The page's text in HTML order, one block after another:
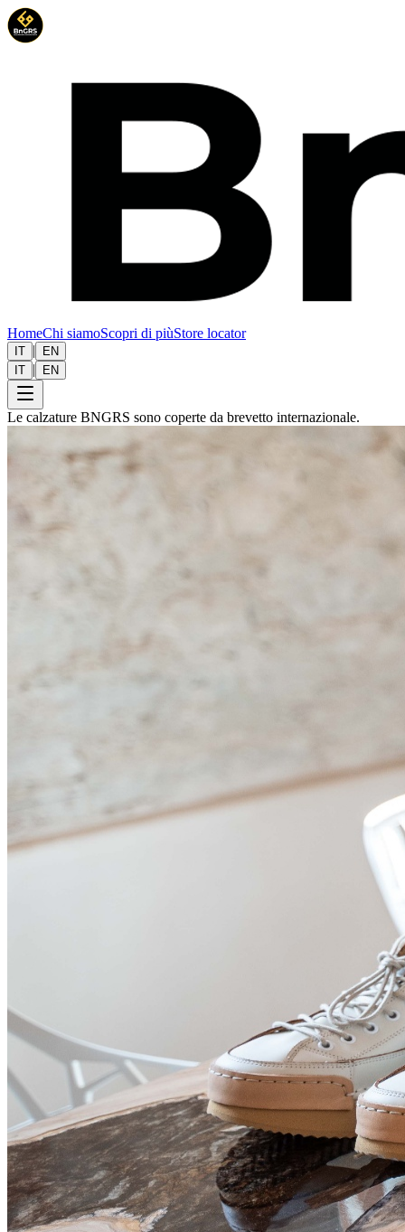
HomeChi siamoScopri di piùStore locator
IT |
EN
IT | EN
Le calzature BNGRS sono coperte da brevetto internazionale.